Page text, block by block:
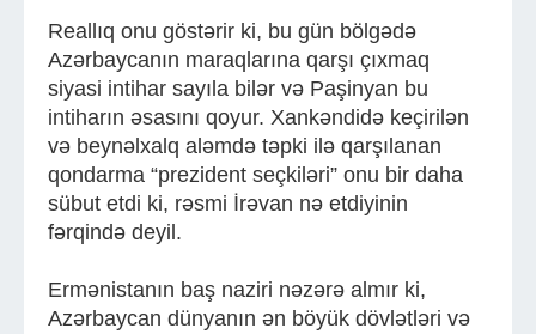
Reallıq onu göstərir ki, bu gün bölgədə
Azərbaycanın maraqlarına qarşı çıxmaq
siyasi intihar sayıla bilər və Paşinyan bu
intiharın əsasını qoyur. Xankəndidə keçirilən
və beynəlxalq aləmdə təpki ilə qarşılanan
qondarma “prezident seçkiləri” onu bir daha
sübut etdi ki, rəsmi İrəvan nə etdiyinin
fərqində deyil.
Ermənistanın baş naziri nəzərə almır ki,
Azərbaycan dünyanın ən böyük dövlətləri və